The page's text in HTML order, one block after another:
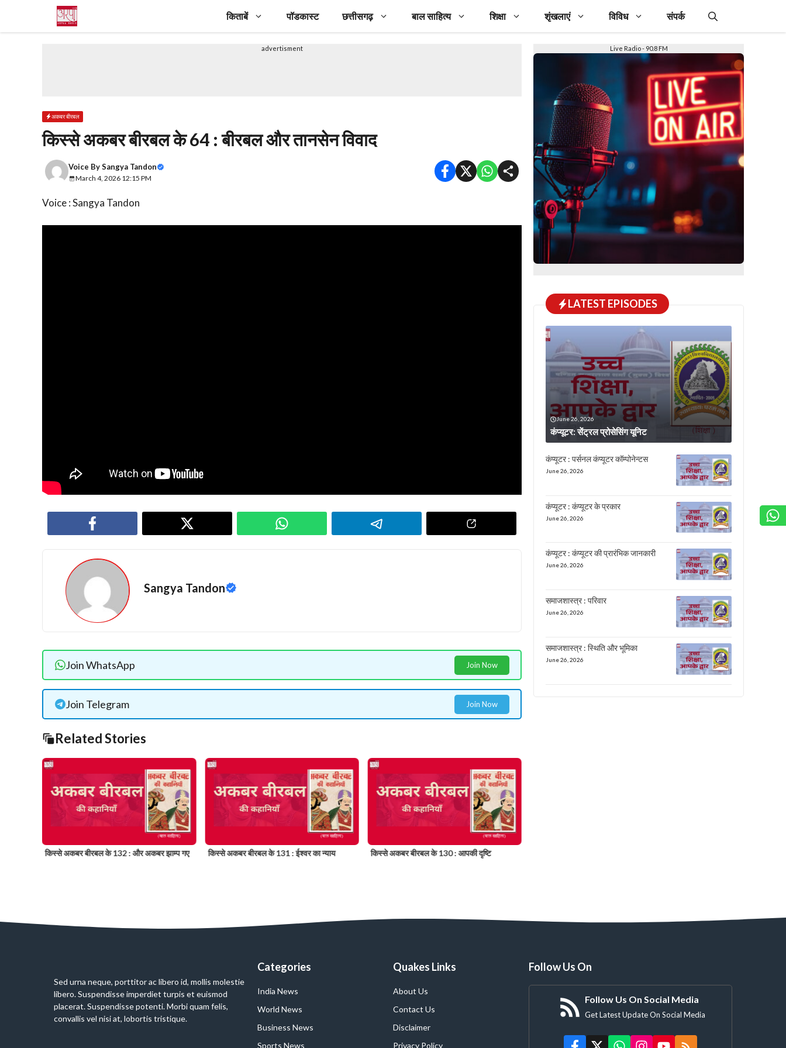
content
किताबें पॉडकास्ट छत्तीसगढ़ बाल साहित्य शिक्षा शृंखलाएं विविध संपर्क
advertisment
अकबर बीरबल
किस्से अकबर बीरबल के 64 : बीरबल और तानसेन विवाद
Voice BySangya Tandon
March 4, 2026 12:15 PM
Voice : Sangya Tandon
Sangya Tandon
Join WhatsApp Join Now
Join Telegram Join Now
Related Stories
किस्से अकबर बीरबल के 132 : और अकबर झाम्प गए किस्से अकबर बीरबल के 131 : ईश्वर का न्याय किस्से अकबर बीरबल के 130 : आपकी दृष्टि
Live Radio - 90.8 FM
LATEST EPISODES
June 26, 2026
कंप्यूटर: सेंट्रल प्रोसेसिंग यूनिट
कंप्यूटर : पर्सनल कंप्यूटर कॉम्पोनेन्टस
June 26, 2026
कंप्यूटर : कंप्यूटर के प्रकार
June 26, 2026
कंप्यूटर : कंप्यूटर की प्रारंभिक जानकारी
June 26, 2026
समाजशास्त्र : परिवार
June 26, 2026
समाजशास्त्र : स्थिति और भूमिका
June 26, 2026
Sed urna neque, porttitor ac libero id, mollis molestie
libero. Suspendisse imperdiet turpis et euismod
placerat. Suspendisse potenti. Morbi quam felis,
convallis vel nisi at, lobortis tristique.
Categories
India News
World News
Business News
Sports News
Quakes Links
About Us
Contact Us
Disclaimer
Privacy Policy
Follow Us On
Follow Us On Social Media
Get Latest Update On Social Media